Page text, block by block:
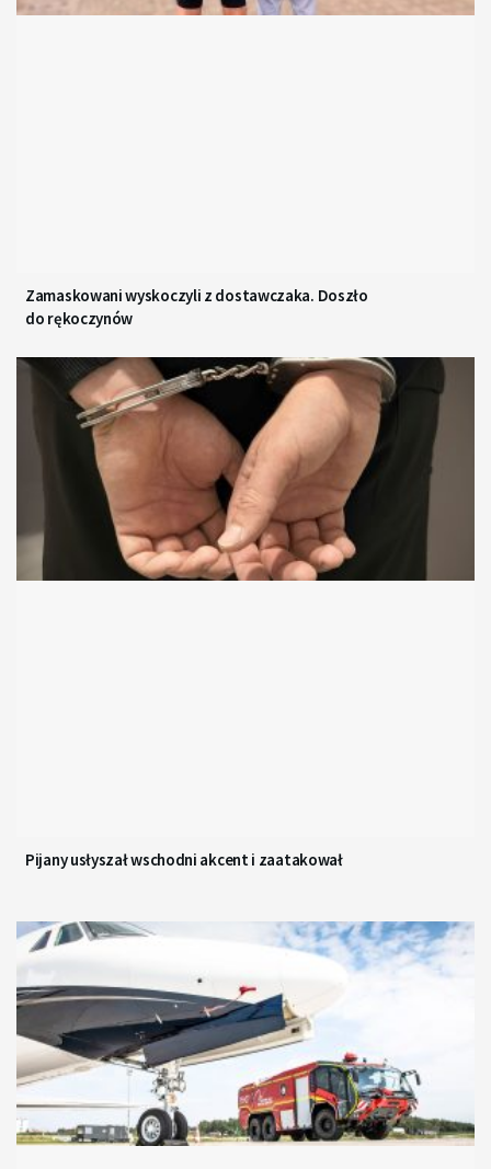
Zamaskowani wyskoczyli z dostawczaka. Doszło
do rękoczynów
Pijany usłyszał wschodni akcent i zaatakował